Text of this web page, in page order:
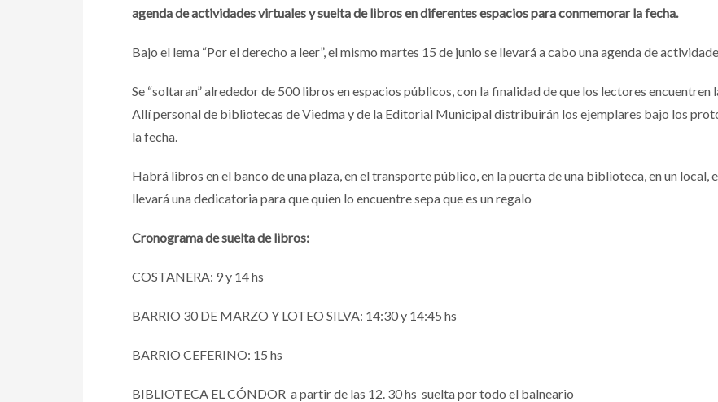
agenda de actividades virtuales y suelta de libros en diferentes espacios para conmemorar la fecha.
Bajo el lema “Por el derecho a leer”, el mismo martes 15 de junio se llevará a cabo una agenda de
Se “soltaran” alrededor de 500 libros en espacios públicos, con la finalidad de que los lectores
Allí personal de bibliotecas de Viedma y de la Editorial Municipal distribuirán los ejemplares bajo los
la fecha.
Habrá libros en el banco de una plaza, en el transporte público, en la puerta de una biblioteca, en un local,
llevará una dedicatoria para que quien lo encuentre sepa que es un regalo
Cronograma de suelta de libros:
COSTANERA: 9 y 14 hs
BARRIO 30 DE MARZO Y LOTEO SILVA: 14:30 y 14:45 hs
BARRIO CEFERINO: 15 hs
BIBLIOTECA EL CÓNDOR a partir de las 12. 30 hs suelta por todo el balneario